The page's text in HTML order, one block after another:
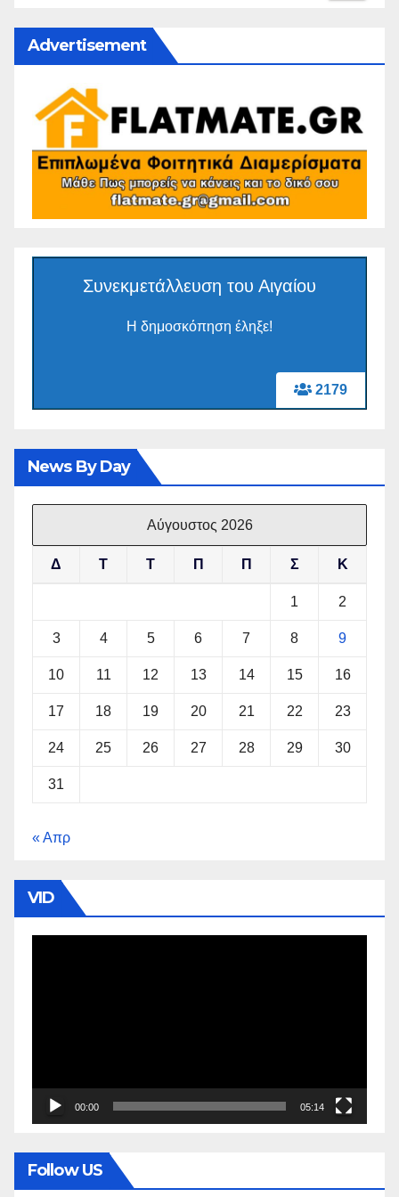
Advertisement
2179
Συνεκμετάλλευση του Αιγαίου
Η δημοσκόπηση έληξε!
News By Day
Αύγουστος 2026
Δ Τ Τ Π Π Σ Κ
1 2
3 4 5 6 7 8 9
10 11 12 13 14 15 16
17 18 19 20 21 22 23
24 25 26 27 28 29 30
31
« Απρ
VID
00:00 05:14
Follow US